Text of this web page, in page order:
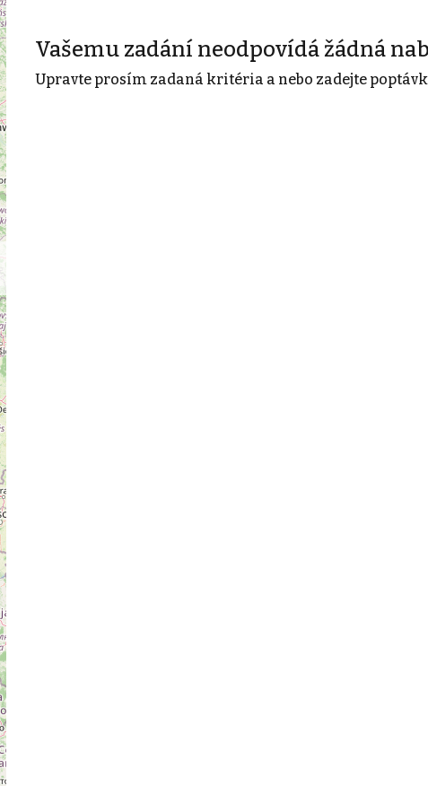
Vašemu zadání neodpovídá žádná
Upravte prosím zadaná kritéria a nebo zadejte